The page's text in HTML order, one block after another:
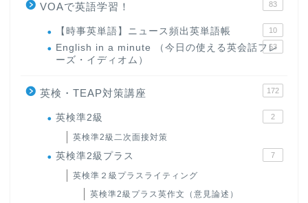
VOAで英語学習！ 83
【時事英単語】ニュース頻出英単語帳 10
English in a minute （今日の使える英会話フレ
ーズ・イディオム）
63
英検・TEAP対策講座 172
英検準2級 2
英検準2級二次面接対策
英検準2級プラス 7
英検準２級プラスライティング
英検準2級プラス英作文（意見論述）